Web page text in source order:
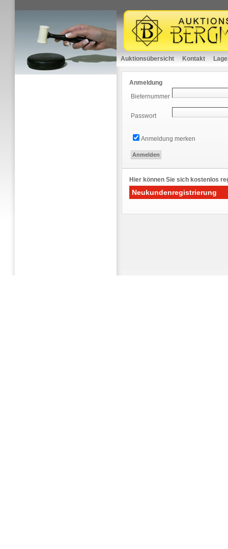
Auktionsübersicht Kontakt
Anmeldung
Bieternummer
Passwort
Anmeldung merken
Hier können Sie sich kostenlos
Neukundenregistrierung